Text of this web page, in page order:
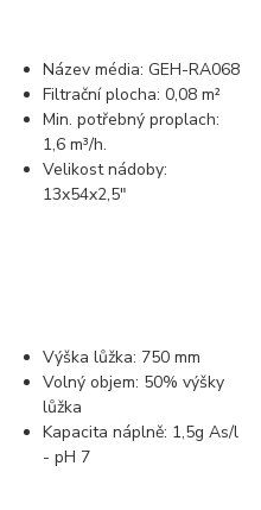
Název média: GEH-RA068
Filtrační plocha: 0,08 m²
Min. potřebný proplach:
1,6 m³/h.
Velikost nádoby:
13x54x2,5"
Výška lůžka: 750 mm
Volný objem: 50% výšky
lůžka
Kapacita náplně: 1,5g As/l
- pH 7